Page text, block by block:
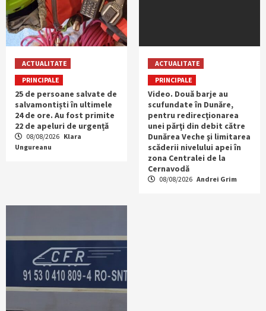
ACTUALITATE
PRINCIPALE
25 de persoane salvate de
salvamontiști în ultimele
24 de ore. Au fost primite
22 de apeluri de urgență
08/08/2026 Klara
Ungureanu
ACTUALITATE
PRINCIPALE
Video. Două barje au
scufundate în Dunăre,
pentru redirecţionarea
unei părţi din debit către
Dunărea Veche şi limitarea
scăderii nivelului apei în
zona Centralei de la
Cernavodă
08/08/2026 Andrei Grim